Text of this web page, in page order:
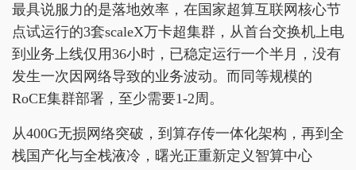
最具说服力的是落地效率，在国家超算互联网核心节
点试运行的3套scaleX万卡超集群，从首台交换机上电
到业务上线仅用36小时，已稳定运行一个半月，没有
发生一次因网络导致的业务波动。而同等规模的
RoCE集群部署，至少需要1-2周。
从400G无损网络突破，到算存传一体化架构，再到全
栈国产化与全栈液冷，曙光正重新定义智算中心